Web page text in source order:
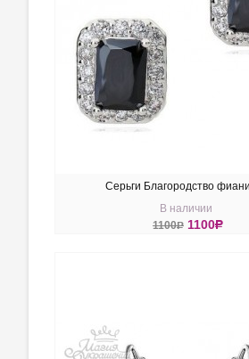
Серьги Благородство
В наличии
1100R 1100R